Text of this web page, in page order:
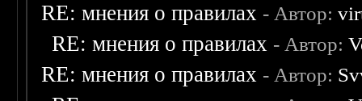
RE: мнения о правилах - Автор:
RE: мнения о правилах - Автор:
RE: мнения о правилах - Автор: